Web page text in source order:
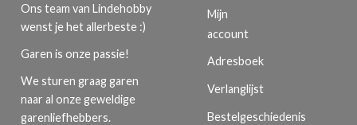
Ons team van Lindehobby
wenst je het allerbeste :)
Garen is onze passie!
We sturen graag garen
naar al onze geweldige
garenliefhebbers.
Mijn
account
Adresboek
Verlanglijst
Bestelgeschiedenis